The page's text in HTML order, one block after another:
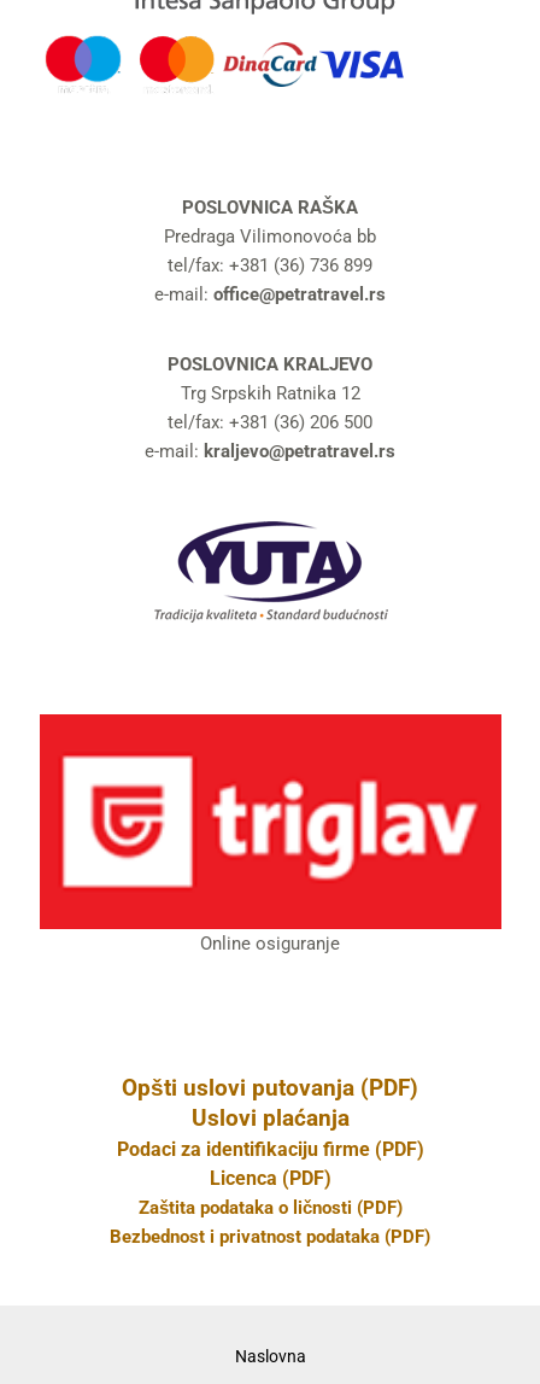
POSLOVNICA RAŠKA
Predraga Vilimonovoća bb
tel/fax: +381 (36) 736 899
e-mail: office@petratravel.rs
POSLOVNICA KRALJEVO
Trg Srpskih Ratnika 12
tel/fax: +381 (36) 206 500
e-mail: kraljevo@petratravel.rs
Online osiguranje
Opšti uslovi putovanja (PDF)
Uslovi plaćanja
Podaci za identifikaciju firme (PDF)
Licenca (PDF)
Zaštita podataka o ličnosti (PDF)
Bezbednost i privatnost podataka (PDF)
Naslovna